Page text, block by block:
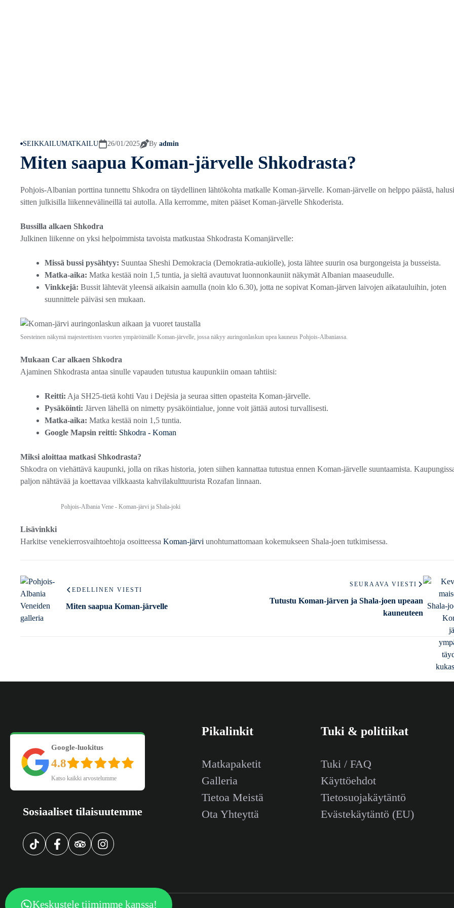
SEIKKAILUMATKAILU 26/01/2025 By admin
Miten saapua Koman-järvelle Shkodrasta?
Pohjois-Albanian porttina tunnettu Shkodra on täydellinen lähtökohta matkalle Koman-järvelle. Koman-järvelle on helppo päästä,
sitten julkisilla liikennevälineillä tai autolla. Alla kerromme, miten pääset Koman-järvelle Shkoderista.
Bussilla alkaen Shkodra
Julkinen liikenne on yksi helpoimmista tavoista matkustaa Shkodrasta Komanjärvelle:
Missä bussi pysähtyy: Suuntaa Sheshi Demokracia (Demokratia-aukiolle), josta lähtee suurin osa burgongeista ja busseista.
Matka-aika: Matka kestää noin 1,5 tuntia, ja sieltä avautuvat luonnonkauniit näkymät Albanian maaseudulle.
Vinkkejä: Bussit lähtevät yleensä aikaisin aamulla (noin klo 6.30), jotta ne sopivat Koman-järven laivojen aikatauluihin, joten
suunnittele päiväsi sen mukaan.
Seesteinen näkymä majesteettisten vuorten ympäröimälle Koman-järvelle, jossa näkyy auringonlaskun upea kauneus Pohjois-Albaniassa.
Mukaan Car alkaen Shkodra
Ajaminen Shkodrasta antaa sinulle vapauden tutustua kaupunkiin omaan tahtiisi:
Reitti: Aja SH25-tietä kohti Vau i Dejësia ja seuraa sitten opasteita Koman-järvelle.
Pysäköinti: Järven lähellä on nimetty pysäköintialue, jonne voit jättää autosi turvallisesti.
Matka-aika: Matka kestää noin 1,5 tuntia.
Google Mapsin reitti: Shkodra - Koman
Miksi aloittaa matkasi Shkodrasta?
Shkodra on viehättävä kaupunki, jolla on rikas historia, joten siihen kannattaa tutustua ennen Koman-järvelle suuntaamista.
paljon nähtävää ja koettavaa vilkkaasta kahvilakulttuurista Rozafan linnaan.
Pohjois-Albania Vene - Koman-järvi ja Shala-joki
Lisävinkki
Harkitse venekierrosvaihtoehtoja osoitteessa Koman-järvi unohtumattomaan kokemukseen Shala-joen tutkimisessa.
EDELLINEN VIESTI
Miten saapua Koman-järvelle
SEURAAVA VIESTI
Tutustu Koman-järven ja Shala-joen upeaan
kauneuteen
Google-luokitus
4.8
Katso kaikki arvostelumme
Sosiaaliset tilaisuutemme
Pikalinkit
Matkapaketit
Galleria
Tietoa Meistä
Ota Yhteyttä
Tuki & politiikat
Tuki / FAQ
Käyttöehdot
Tietosuojakäytäntö
Evästekäytäntö (EU)
Keskustele tiimimme kanssa!